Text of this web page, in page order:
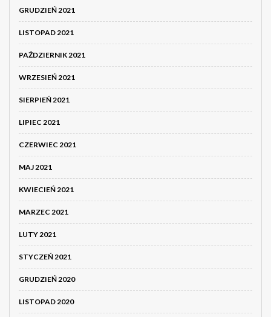
GRUDZIEŃ 2021
LISTOPAD 2021
PAŹDZIERNIK 2021
WRZESIEŃ 2021
SIERPIEŃ 2021
LIPIEC 2021
CZERWIEC 2021
MAJ 2021
KWIECIEŃ 2021
MARZEC 2021
LUTY 2021
STYCZEŃ 2021
GRUDZIEŃ 2020
LISTOPAD 2020